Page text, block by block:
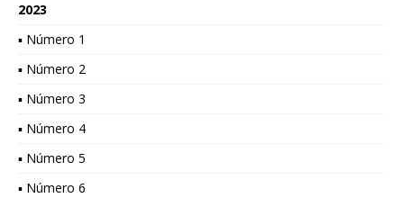
2023
▪ Número 1
▪ Número 2
▪ Número 3
▪ Número 4
▪ Número 5
▪ Número 6